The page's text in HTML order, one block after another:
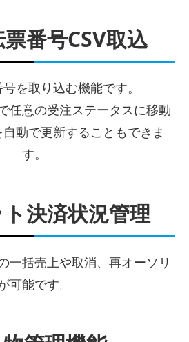
番号CSV取込
を取り込む機能です。
任意の受注ステータスに移動
動で更新することもできま
す。
決済状況管理
一括売上や取消、再オーソリ
可能です。